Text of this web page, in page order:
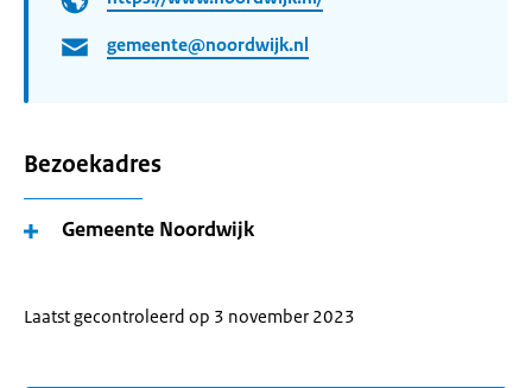
gemeente@noordwijk.nl
Bezoekadres
Gemeente Noordwijk
Laatst gecontroleerd op 3 november 2023